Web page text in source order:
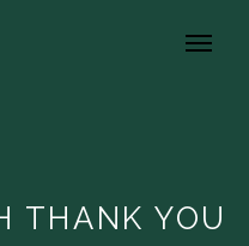
THANK YOU